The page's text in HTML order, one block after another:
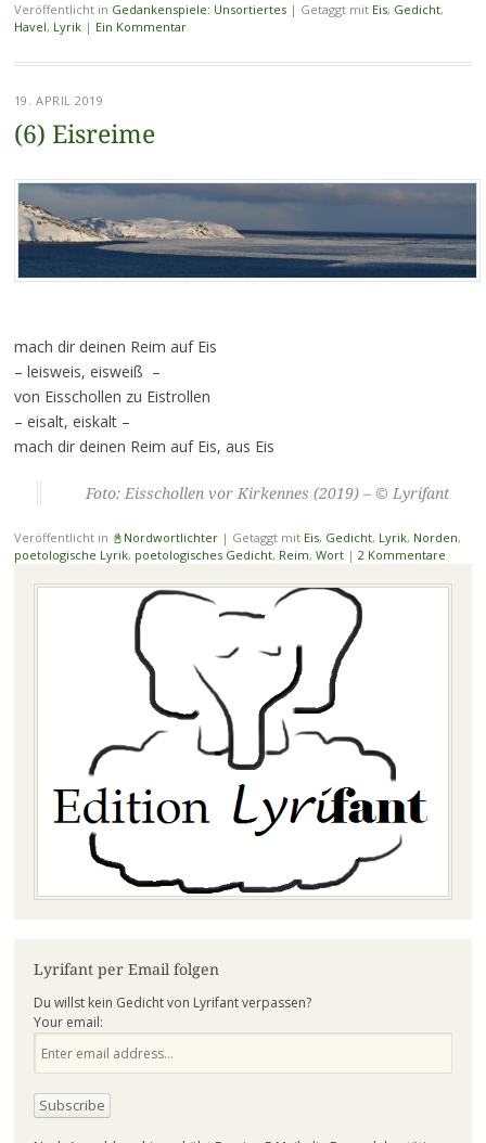
Veröffentlicht in Gedankenspiele: Unsortiertes | Getaggt mit Eis, Gedicht,
Havel, Lyrik | Ein Kommentar
19. APRIL 2019
(6) Eisreime
mach dir deinen Reim auf Eis
– leisweis, eisweiß –
von Eisschollen zu Eistrollen
– eisalt, eiskalt –
mach dir deinen Reim auf Eis, aus Eis
Foto: Eisschollen vor Kirkennes (2019) – © Lyrifant
Veröffentlicht in 📓Nordwortlichter | Getaggt mit Eis, Gedicht, Lyrik, Norden,
poetologische Lyrik, poetologisches Gedicht, Reim, Wort | 2 Kommentare
Lyrifant per Email folgen
Du willst kein Gedicht von Lyrifant verpassen?
Your email: